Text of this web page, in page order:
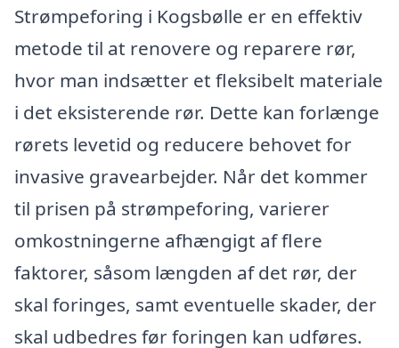
Strømpeforing i Kogsbølle er en effektiv
metode til at renovere og reparere rør,
hvor man indsætter et fleksibelt materiale
i det eksisterende rør. Dette kan forlænge
rørets levetid og reducere behovet for
invasive gravearbejder. Når det kommer
til prisen på strømpeforing, varierer
omkostningerne afhængigt af flere
faktorer, såsom længden af det rør, der
skal foringes, samt eventuelle skader, der
skal udbedres før foringen kan udføres.